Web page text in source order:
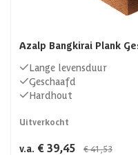
Azalp Bangkirai Plank
Lange levensduur
Geschaafd
Hardhout
Uitverkocht
v.a. € 39,45 € 41,53